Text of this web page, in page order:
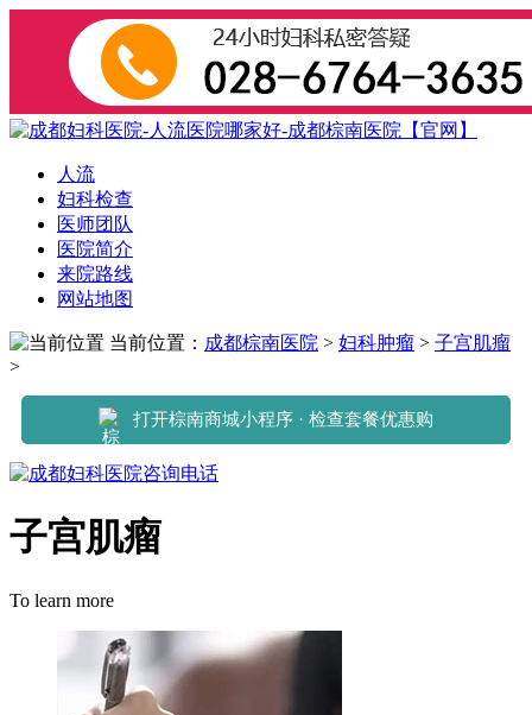
人流
妇科检查
医师团队
医院简介
来院路线
网站地图
当前位置： 成都棕南医院 > 妇科肿瘤 > 子宫肌瘤
>
打开棕南商城小程序 · 检查套餐优惠购
子宫肌瘤
To learn more